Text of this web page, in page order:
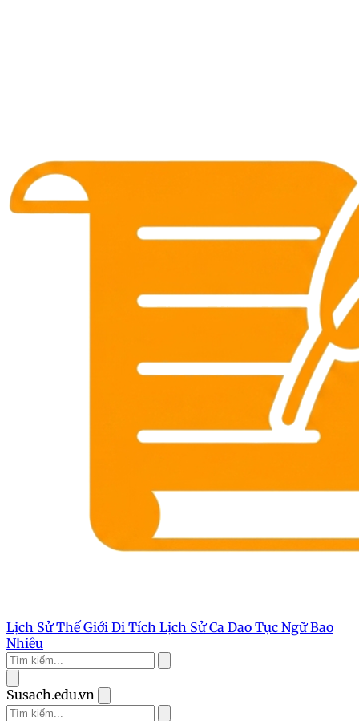
Lịch Sử Thế Giới Di Tích Lịch SửCa Dao Tục NgữBao
Nhiêu
Susach.edu.vn